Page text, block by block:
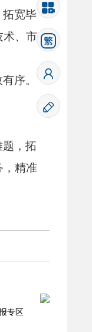
拓宽毕
、 市
序。
题，拓
精准
专区